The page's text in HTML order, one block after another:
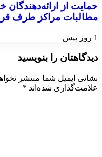
حمایت از
مطالبات مراکز طرف
1 روز پیش
دیدگاهتان را بنویسید
نشانی ایمیل شما منتشر
علامت‌گذاری شده‌اند *